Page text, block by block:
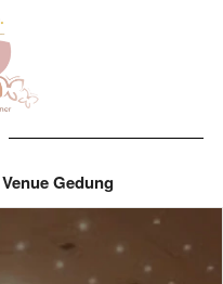
Gedung